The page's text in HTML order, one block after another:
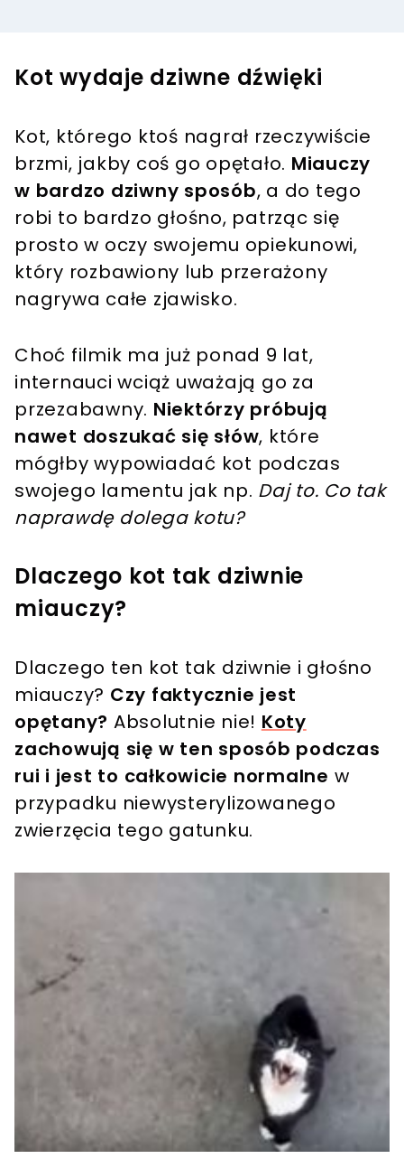
Kot wydaje dziwne dźwięki
Kot, którego ktoś nagrał rzeczywiście
brzmi, jakby coś go opętało. Miauczy
w bardzo dziwny sposób, a do tego
robi to bardzo głośno, patrząc się
prosto w oczy swojemu opiekunowi,
który rozbawiony lub przerażony
nagrywa całe zjawisko.
Choć filmik ma już ponad 9 lat,
internauci wciąż uważają go za
przezabawny. Niektórzy próbują
nawet doszukać się słów, które
mógłby wypowiadać kot podczas
swojego lamentu jak np. Daj to. Co tak
naprawdę dolega kotu?
Dlaczego kot tak dziwnie
miauczy?
Dlaczego ten kot tak dziwnie i głośno
miauczy? Czy faktycznie jest
opętany? Absolutnie nie! Koty
zachowują się w ten sposób podczas
rui i jest to całkowicie normalne w
przypadku niewysterylizowanego
zwierzęcia tego gatunku.